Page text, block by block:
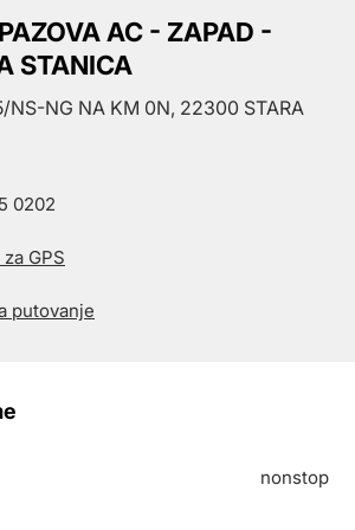
AC - ZAPAD -
STANICA
NS-NG NA KM 0N, 22300 STARA
0202
GPS
putovanje
nonstop